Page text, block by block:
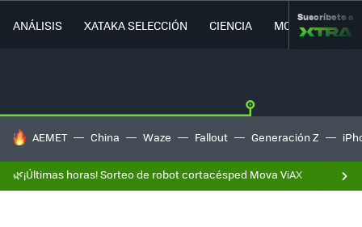
ANÁLISIS XATAKA SELECCIÓN CIENCIA MOVILIDAD
Suscríbete a
HOY SE HABLA DE
AEMET China Waze Fallout Generación Z
🌿¡Últimas horas! Sorteo de robot cortacésped Mova ViAX